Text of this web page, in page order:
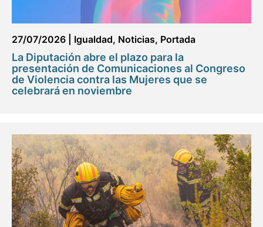
27/07/2026 Igualdad, Noticias, Portada
La Diputación abre el plazo para la
presentación de Comunicaciones al Congreso
de Violencia contra las Mujeres que se
celebrará en noviembre